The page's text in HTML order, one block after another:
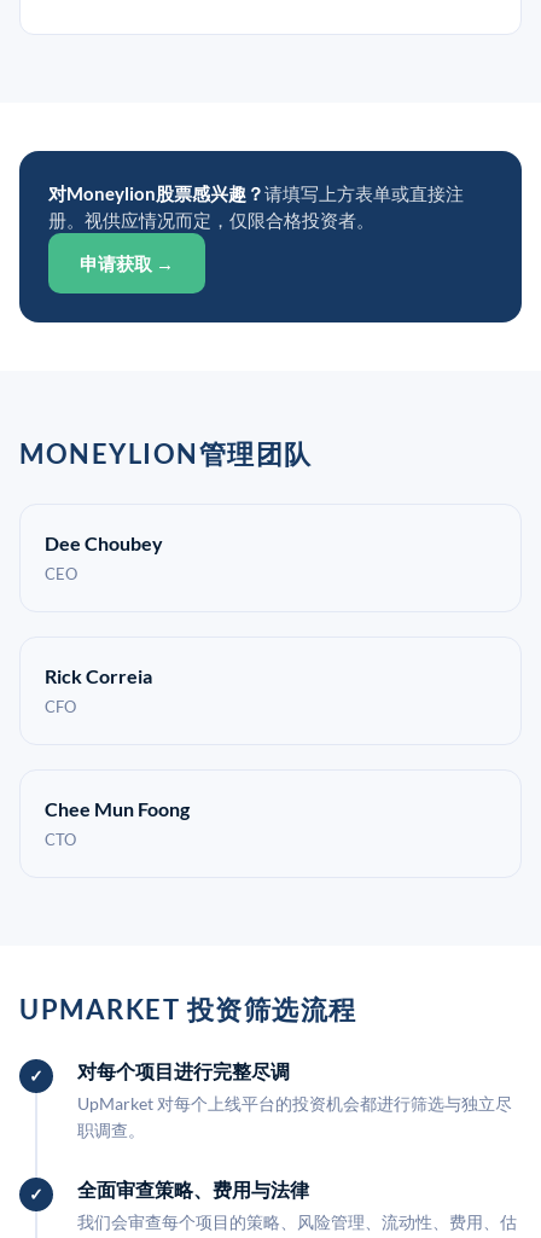
对Moneylion股票感兴趣？请填写上方表单或直接注
册。视供应情况而定，仅限合格投资者。
申请获取 →
MONEYLION管理团队
Dee Choubey
CEO
Rick Correia
CFO
Chee Mun Foong
CTO
UPMARKET 投资筛选流程
对每个项目进行完整尽调
UpMarket 对每个上线平台的投资机会都进行筛选与独立尽
职调查。
全面审查策略、费用与法律
我们会审查每个项目的策略、风险管理、流动性、费用、估